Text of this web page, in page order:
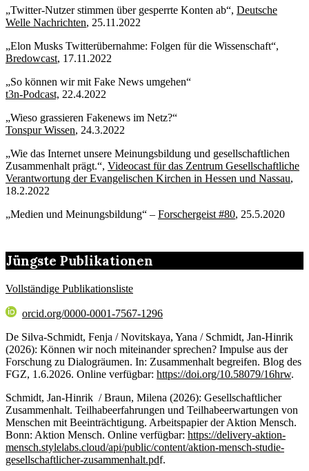
„Twitter-Nutzer stimmen über gesperrte Konten ab“, Deutsche
Welle Nachrichten, 25.11.2022
„Elon Musks Twitterübernahme: Folgen für die Wissenschaft“,
Bredowcast, 17.11.2022
„So können wir mit Fake News umgehen“
t3n-Podcast, 22.4.2022
„Wieso grassieren Fakenews im Netz?“
Tonspur Wissen, 24.3.2022
„Wie das Internet unsere Meinungsbildung und gesellschaftlichen
Zusammenhalt prägt.“, Videocast für das Zentrum Gesellschaftliche
Verantwortung der Evangelischen Kirchen in Hessen und Nassau,
18.2.2022
„Medien und Meinungsbildung“ – Forschergeist #80, 25.5.2020
Jüngste Publikationen
Vollständige Publikationsliste
orcid.org/0000-0001-7567-1296
De Silva-Schmidt, Fenja / Novitskaya, Yana / Schmidt, Jan-Hinrik
(2026): Können wir noch miteinander sprechen? Impulse aus der
Forschung zu Dialogräumen. In: Zusammenhalt begreifen. Blog des
FGZ, 1.6.2026. Online verfügbar: https://doi.org/10.58079/16hrw.
Schmidt, Jan-Hinrik / Braun, Milena (2026): Gesellschaftlicher
Zusammenhalt. Teilhabeerfahrungen und Teilhabeerwartungen von
Menschen mit Beeinträchtigung. Arbeitspapier der Aktion Mensch.
Bonn: Aktion Mensch. Online verfügbar: https://delivery-aktion-
mensch.stylelabs.cloud/api/public/content/aktion-mensch-studie-
gesellschaftlicher-zusammenhalt.pdf.